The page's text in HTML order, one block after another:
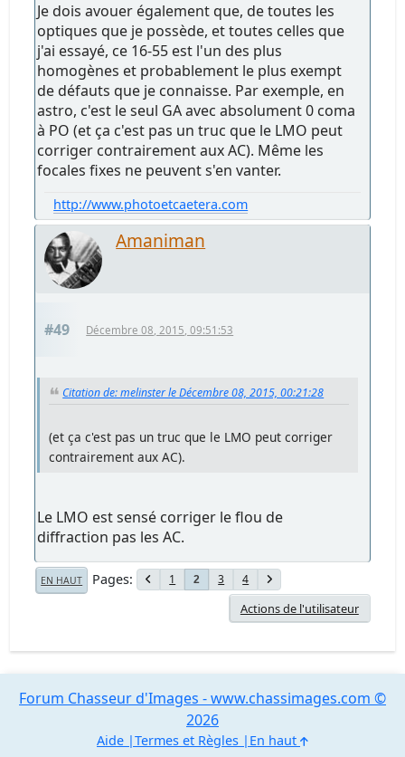
Je dois avouer également que, de toutes les
optiques que je possède, et toutes celles que
j'ai essayé, ce 16-55 est l'un des plus
homogènes et probablement le plus exempt
de défauts que je connaisse. Par exemple, en
astro, c'est le seul GA avec absolument 0 coma
à PO (et ça c'est pas un truc que le LMO peut
corriger contrairement aux AC). Même les
focales fixes ne peuvent s'en vanter.
http://www.photoetcaetera.com
Amaniman
#49 Décembre 08, 2015, 09:51:53
Citation de: melinster le Décembre 08, 2015, 00:21:28
(et ça c'est pas un truc que le LMO peut corriger
contrairement aux AC).
Le LMO est sensé corriger le flou de
diffraction pas les AC.
EN HAUT Pages 1 2 3 4
Actions de l'utilisateur
Forum Chasseur d'Images - www.chassimages.com ©
2026
Aide Termes et Règles En haut